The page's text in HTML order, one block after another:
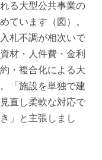
る大型公共事業の
ています（図）。
札不調が相次いで
材・人件費・金利
・複合化による大
「施設を単独で建
直し柔軟な対応で
」と主張しまし